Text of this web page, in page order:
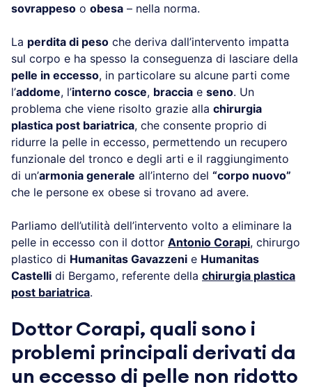
sovrappeso o obesa – nella norma.
La perdita di peso che deriva dall’intervento impatta
sul corpo e ha spesso la conseguenza di lasciare della
pelle in eccesso, in particolare su alcune parti come
l’addome, l’interno cosce, braccia e seno. Un
problema che viene risolto grazie alla chirurgia
plastica post bariatrica, che consente proprio di
ridurre la pelle in eccesso, permettendo un recupero
funzionale del tronco e degli arti e il raggiungimento
di un’armonia generale all’interno del “corpo nuovo”
che le persone ex obese si trovano ad avere.
Parliamo dell’utilità dell’intervento volto a eliminare la
pelle in eccesso con il dottor Antonio Corapi, chirurgo
plastico di Humanitas Gavazzeni e Humanitas
Castelli di Bergamo, referente della chirurgia plastica
post bariatrica.
Dottor Corapi, quali sono i
problemi principali derivati da
un eccesso di pelle non ridotto